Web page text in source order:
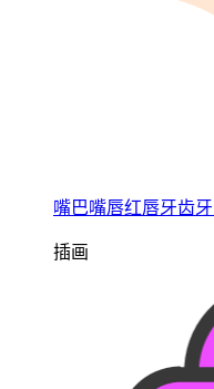
嘴巴嘴唇红唇牙齿
插画